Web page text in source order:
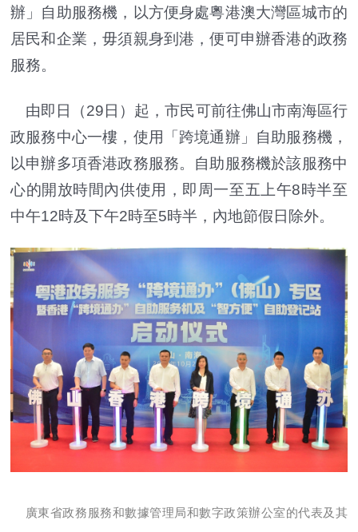
辦」自助服務機，以方便身處粵港澳大灣區城市的
居民和企業，毋須親身到港，便可申辦香港的政務
服務。
由即日（29日）起，市民可前往佛山市南海區行
政服務中心一樓，使用「跨境通辦」自助服務機，
以申辦多項香港政務服務。自助服務機於該服務中
心的開放時間內供使用，即周一至五上午8時半至
中午12時及下午2時至5時半，內地節假日除外。
廣東省政務服務和數據管理局和數字政策辦公室的代表及其